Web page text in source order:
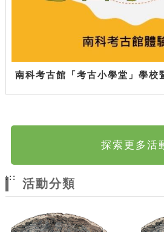
南科考古館「考古小學堂」學校
探索更多活
:::
活動分類